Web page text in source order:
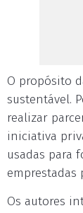
O propósito
sustentável.
realizar
iniciativa
usadas para
emprestadas
Os autores